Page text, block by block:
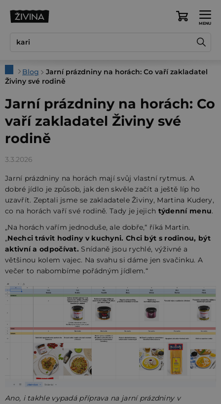
Nákupní
DomůBlog
Jarní prázdniny na horách: Co vaří zakladatel
Živiny své rodině
Jarní prázdniny na horách: Co
vaří zakladatel Živiny své
rodině
3.3.2026
Jarní prázdniny na horách mají svůj vlastní rytmus. A
dobré jídlo je způsob, jak den skvěle začít a ještě líp ho
uzavřít. Zeptali jsme se zakladatele Živiny, Martina Kudery,
co na horách vaří své rodině. Tady je jejich týdenní menu.
„Na horách vařím jednoduše, ale dobře,“ říká Martin.
„Nechci trávit hodiny v kuchyni. Chci být s rodinou, být
aktivní a odpočívat. Snídaně jsou rychlé, výživné a
většinou kolem vajec. Na svahu si dáme jen svačinku. A
večer to nabombíme pořádným jídlem.“
Ano, i takhle vypadá příprava na jarní prázdniny v